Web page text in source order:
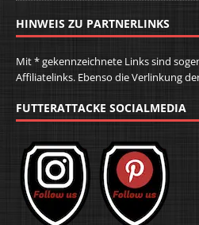
HINWEIS ZU PARTNERLINKS
Mit * gekennzeichnete Links sind
Affiliatelinks. Ebenso die Verlinkung
FUTTERATTACKE SOCIALMEDIA